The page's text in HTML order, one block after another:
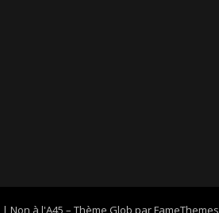
Non à l'A45 – Thème Glob parFameThemes